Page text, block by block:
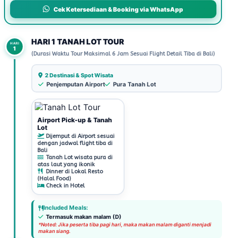
Cek Ketersediaan & Booking via WhatsApp
HARI
1
HARI 1 TANAH LOT TOUR
(Durasi Waktu Tour Maksimal 6 Jam Sesuai Flight Detail Tiba di Bali)
2 Destinasi & Spot Wisata
Penjemputan Airport
Pura Tanah Lot
Airport Pick-up & Tanah
Lot
Dijemput di Airport sesuai
dengan jadwal flight tiba di
Bali
Tanah Lot wisata pura di
atas laut yang ikonik
Dinner di Lokal Resto
(Halal Food)
Check in Hotel
Included Meals:
Termasuk makan malam (D)
*Noted: Jika peserta tiba pagi hari, maka makan malam diganti menjadi
makan siang.